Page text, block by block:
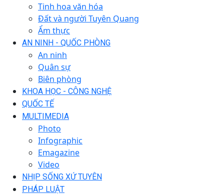
Tinh hoa văn hóa
Đất và người Tuyên Quang
Ẩm thực
AN NINH - QUỐC PHÒNG
An ninh
Quân sự
Biên phòng
KHOA HỌC - CÔNG NGHỆ
QUỐC TẾ
MULTIMEDIA
Photo
Infographic
Emagazine
Video
NHỊP SỐNG XỨ TUYÊN
PHÁP LUẬT